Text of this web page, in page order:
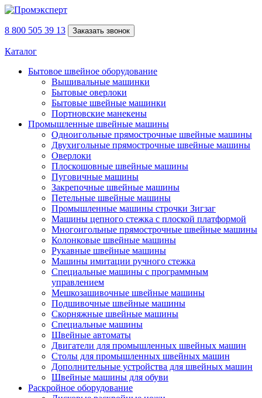
8 800 505 39 13 Заказать звонок
Каталог
Бытовое швейное оборудование
Вышивальные машинки
Бытовые оверлоки
Бытовые швейные машинки
Портновские манекены
Промышленные швейные машины
Одноигольные прямострочные швейные машины
Двухигольные прямострочные швейные машины
Оверлоки
Плоскошовные швейные машины
Пуговичные машины
Закрепочные швейные машины
Петельные швейные машины
Промышленные машины строчки Зигзаг
Машины цепного стежка с плоской платформой
Многоигольные прямострочные швейные машины
Колонковые швейные машины
Рукавные швейные машины
Машины имитации ручного стежка
Специальные машины с программным
управлением
Мешкозашивочные швейные машины
Подшивочные швейные машины
Скорняжные швейные машины
Специальные машины
Швейные автоматы
Двигатели для промышленных швейных машин
Столы для промышленных швейных машин
Дополнительные устройства для швейных машин
Швейные машины для обуви
Раскройное оборудование